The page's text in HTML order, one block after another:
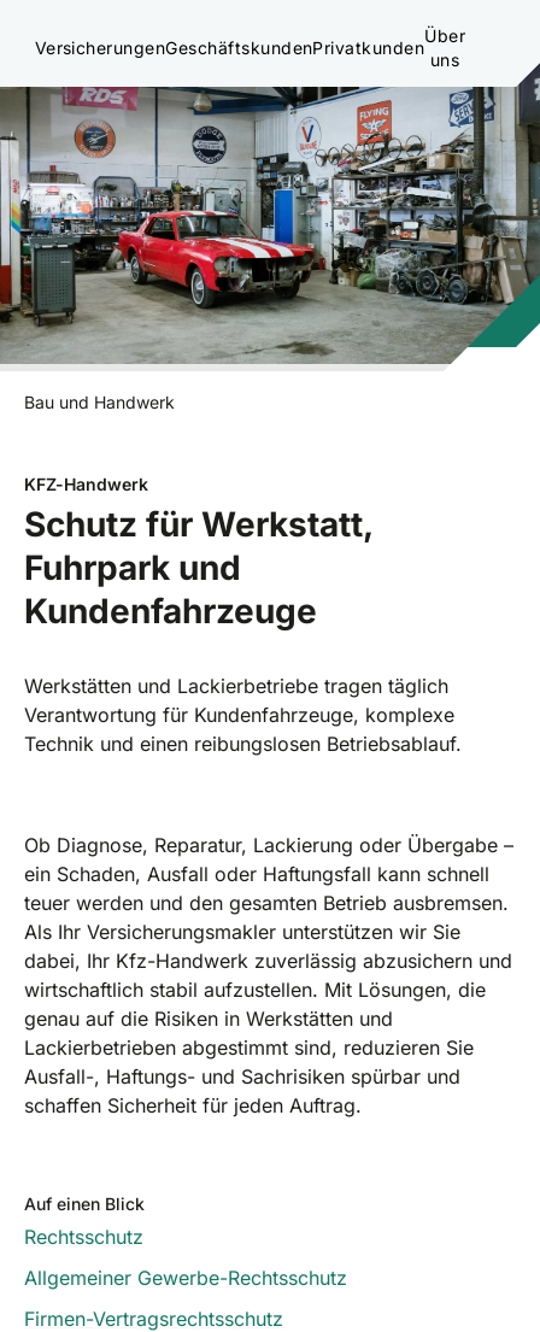
VersicherungenGeschäftskundenPrivatkunden
Über
uns
Bau und Handwerk
KFZ-Handwerk
Schutz für Werkstatt,
Fuhrpark und
Kundenfahrzeuge
Werkstätten und Lackierbetriebe tragen täglich
Verantwortung für Kundenfahrzeuge, komplexe
Technik und einen reibungslosen Betriebsablauf.
Ob Diagnose, Reparatur, Lackierung oder Übergabe –
ein Schaden, Ausfall oder Haftungsfall kann schnell
teuer werden und den gesamten Betrieb ausbremsen.
Als Ihr Versicherungsmakler unterstützen wir Sie
dabei, Ihr Kfz-Handwerk zuverlässig abzusichern und
wirtschaftlich stabil aufzustellen. Mit Lösungen, die
genau auf die Risiken in Werkstätten und
Lackierbetrieben abgestimmt sind, reduzieren Sie
Ausfall-, Haftungs- und Sachrisiken spürbar und
schaffen Sicherheit für jeden Auftrag.
Auf einen Blick
Rechtsschutz
Allgemeiner Gewerbe-Rechtsschutz
Firmen-Vertragsrechtsschutz